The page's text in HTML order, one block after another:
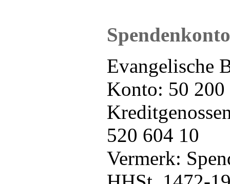
Spendenkonto
Evangelische
Konto: 50 200
520 604 10
Vermerk: